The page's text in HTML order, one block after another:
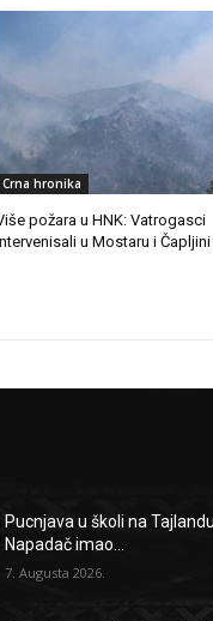
Crna hronika
požara u HNK: Vatrogasci
u Mostaru i Čapljini
Pucnjava u školi na
Napadač imao...
7. Augusta 2026.